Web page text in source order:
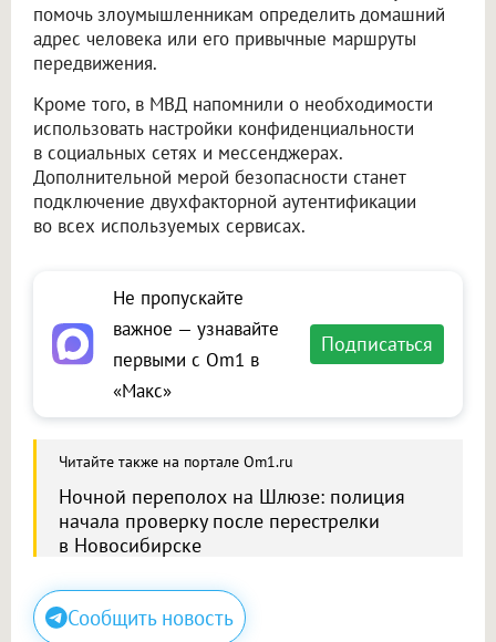
помочь злоумышленникам определить домашний
адрес человека или его привычные маршруты
передвижения.
Кроме того, в МВД напомнили о необходимости
использовать настройки конфиденциальности
в социальных сетях и мессенджерах.
Дополнительной мерой безопасности станет
подключение двухфакторной аутентификации
во всех используемых сервисах.
Не пропускайте
важное — узнавайте
первыми с Om1 в
«Макс»
Подписаться
Читайте также на портале Om1.ru
Ночной переполох на Шлюзе: полиция
начала проверку после перестрелки
в Новосибирске
Сообщить новость